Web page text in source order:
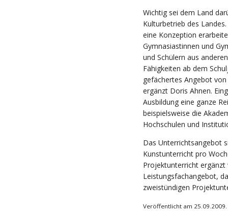
Wichtig sei dem Land
Kulturbetrieb des
eine Konzeption
Gymnasiastinnen und
und Schülern aus
Fähigkeiten ab dem
gefächertes Angebot
ergänzt Doris Ahnen.
Ausbildung eine ganze
beispielsweise die
Hochschulen und
Das Unterrichtsangebot
Kunstunterricht pro
Projektunterricht
Leistungsfachangebot,
zweistündigen
Veröffentlicht am 25.09.2009.